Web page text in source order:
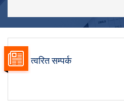
त्वरित सम्पर्क